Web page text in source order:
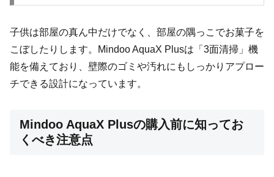
子供は部屋の真ん中だけでなく、部屋の隅っこでお菓子を
こぼしたりします。Mindoo AquaX Plusは「3面清掃」機
能を備えており、壁際のゴミや汚れにもしっかりアプロー
チできる設計になっています。
Mindoo AquaX Plusの購入前に知ってお
くべき注意点